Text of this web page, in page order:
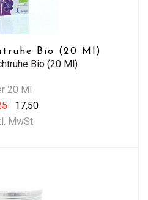
Bio (20 Ml)
Bio (20 Ml)
20 Ml
17,50
MwSt